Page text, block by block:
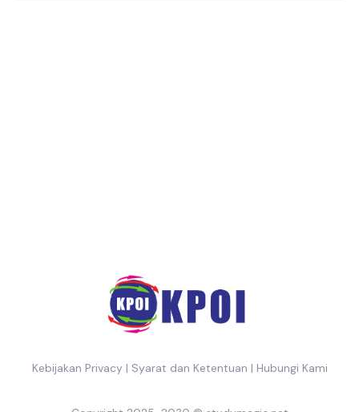
Kebijakan Privacy| Syarat dan Ketentuan | Hubungi Kami